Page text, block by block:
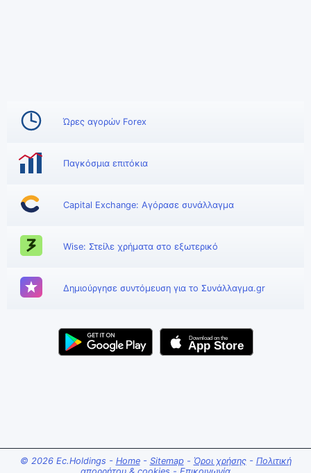
Ώρες αγορών Forex
Παγκόσμια επιτόκια
Capital Exchange: Αγόρασε συνάλλαγμα
Wise: Στείλε χρήματα στο εξωτερικό
Δημιούργησε συντόμευση για το Συνάλλαγμα.gr
© 2026 Ec.Holdings - Home- Sitemap- Όροι χρήσης- Πολιτική